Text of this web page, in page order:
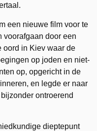
een nieuwe film voor te
voorafgaan door een
oord in Kiev waar de
op joden en niet-
op, opgericht in de
en legde er naar
ontroerend
dieptepunt